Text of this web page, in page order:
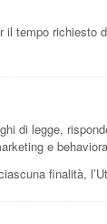
di legge,
e
finalità,